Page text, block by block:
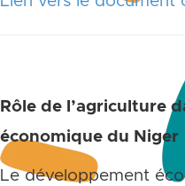
Rôle de l’agriculture
économique du Niger
Le développement